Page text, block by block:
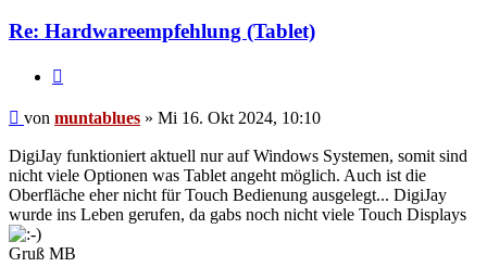
Re: Hardwareempfehlung (Tablet)
Beitrag
von muntablues » Mi 16. Okt 2024, 10:10
DigiJay funktioniert aktuell nur auf Windows Systemen, somit sind
nicht viele Optionen was Tablet angeht möglich. Auch ist die
Oberfläche eher nicht für Touch Bedienung ausgelegt... DigiJay
wurde ins Leben gerufen, da gabs noch nicht viele Touch Displays
Gruß MB